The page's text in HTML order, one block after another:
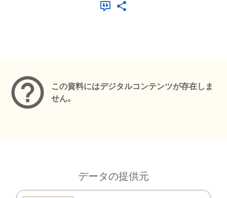
この資料にはデジタルコンテンツが存在しま
せん。
データの提供元